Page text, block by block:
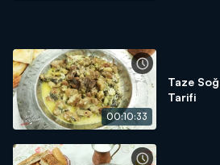
00:10:33
Taze
Tarifi